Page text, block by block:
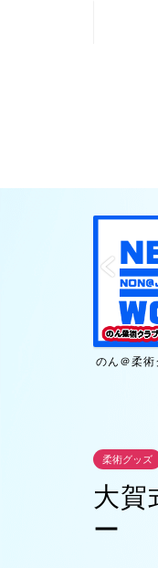
のん＠柔術
柔術グッズ
大賀
ー